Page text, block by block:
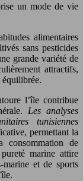
un mode de vie
alimentaires
sans pesticides
grande variété de
attractifs,
équilibrée.
l’île contribue
Les analyses
tunisiennes
permettant la
consommation de
marine attire
marine et de sports